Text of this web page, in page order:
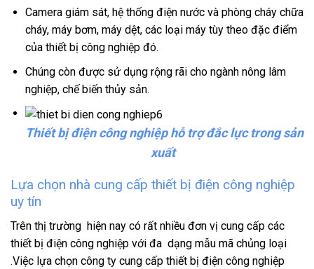
Camera giám sát, hệ thống điện nước và phòng cháy chữa
cháy, máy bơm, máy dệt, các loại máy tùy theo đặc điểm
của thiết bị công nghiệp đó.
Chúng còn được sử dụng rộng rãi cho ngành nông lâm
nghiệp, chế biến thủy sản.
Thiết bị điện công nghiệp hỗ trợ đắc lực trong sản
xuất
Lựa chọn nhà cung cấp thiết bị điện công nghiệp
uy tín
Trên thị trường hiện nay có rất nhiều đơn vị cung cấp các
thiết bị điện công nghiệp với đa dạng mẫu mã chủng loại
.Việc lựa chọn công ty cung cấp thiết bị điện công nghiệp